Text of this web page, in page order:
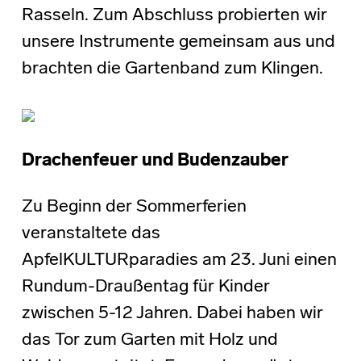
Rasseln. Zum Abschluss probierten wir
unsere Instrumente gemeinsam aus und
brachten die Gartenband zum Klingen.
Drachenfeuer und Budenzauber
Zu Beginn der Sommerferien
veranstaltete das
ApfelKULTURparadies am 23. Juni einen
Rundum-Draußentag für Kinder
zwischen 5-12 Jahren. Dabei haben wir
das Tor zum Garten mit Holz und